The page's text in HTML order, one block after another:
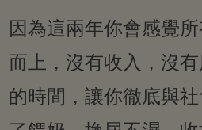
因為這兩年你會感覺
而上，沒有收入，沒
的時間，讓你徹底與